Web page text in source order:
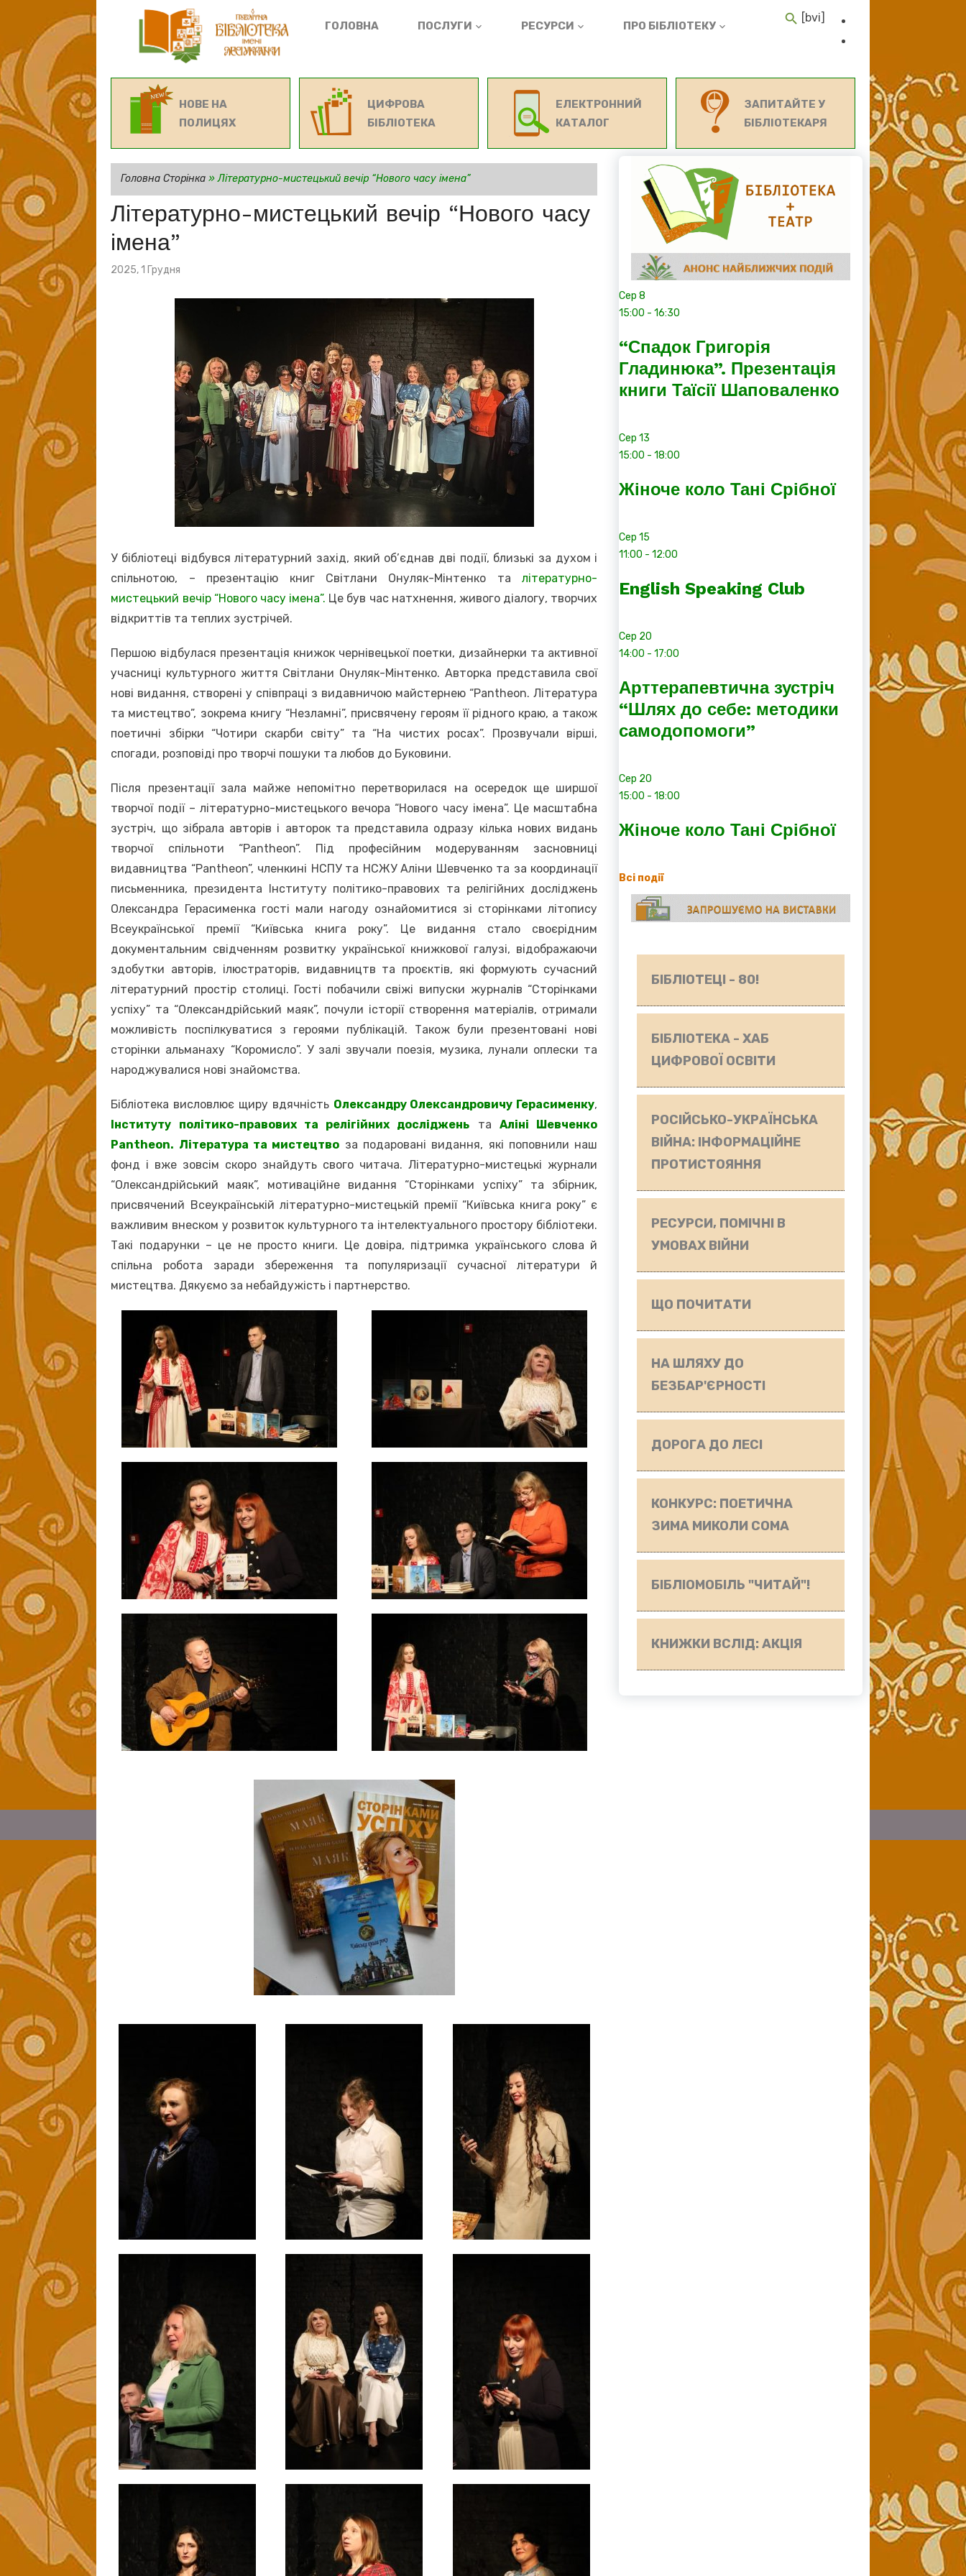
ГОЛОВНА ПОСЛУГИ РЕСУРСИ ПРО БІБЛІОТЕКУ
[bvi]
НОВЕ НА
ПОЛИЦЯХ
ЦИФРОВА
БІБЛІОТЕКА
ЕЛЕКТРОННИЙ
КАТАЛОГ
ЗАПИТАЙТЕ У
БІБЛІОТЕКАРЯ
Головна Сторінка»Літературно-мистецький вечір “Нового часу імена”
Літературно-мистецький вечір “Нового часу
імена”
Posted
2025, 1 Грудня
У бібліотеці відбувся літературний захід, який об’єднав дві події, близькі за духом і
спільнотою, – презентацію книг Світлани Онуляк-Мінтенко талітературно-
мистецький вечір “Нового часу імена”. Це був час натхнення, живого діалогу, творчих
відкриттів та теплих зустрічей.
Першою відбулася презентація книжок чернівецької поетки, дизайнерки та активної
учасниці культурного життя Світлани Онуляк-Мінтенко. Авторка представила свої
нові видання, створені у співпраці з видавничою майстернею “Pantheon. Література
та мистецтво”, зокрема книгу “Незламні”, присвячену героям її рідного краю, а також
поетичні збірки “Чотири скарби світу” та “На чистих росах”. Прозвучали вірші,
спогади, розповіді про творчі пошуки та любов до Буковини.
Після презентації зала майже непомітно перетворилася на осередок ще ширшої
творчої події – літературно-мистецького вечора “Нового часу імена”. Це масштабна
зустріч, що зібрала авторів і авторок та представила одразу кілька нових видань
творчої спільноти “Pantheon”. Під професійним модеруванням засновниці
видавництва “Pantheon”, членкині НСПУ та НСЖУ Аліни Шевченко та за координації
письменника, президента Інституту політико-правових та релігійних досліджень
Олександра Герасименка гості мали нагоду ознайомитися зі сторінками літопису
Всеукраїнської премії “Київська книга року”. Це видання стало своєрідним
документальним свідченням розвитку української книжкової галузі, відображаючи
здобутки авторів, ілюстраторів, видавництв та проєктів, які формують сучасний
літературний простір столиці. Гості побачили свіжі випуски журналів “Сторінками
успіху” та “Олександрійський маяк”, почули історії створення матеріалів, отримали
можливість поспілкуватися з героями публікацій. Також були презентовані нові
сторінки альманаху “Коромисло”. У залі звучали поезія, музика, лунали оплески та
народжувалися нові знайомства.
Бібліотека висловлює щиру вдячність Олександру Олександровичу Герасименку,
Інституту політико-правових та релігійних досліджень та Аліні Шевченко
Pantheon. Література та мистецтво за подаровані видання, які поповнили наш
фонд і вже зовсім скоро знайдуть свого читача. Літературно-мистецькі журнали
“Олександрійський маяк”, мотиваційне видання “Сторінками успіху” та збірник,
присвячений Всеукраїнській літературно-мистецькій премії “Київська книга року” є
важливим внеском у розвиток культурного та інтелектуального простору бібліотеки.
Такі подарунки – це не просто книги. Це довіра, підтримка українського слова й
спільна робота заради збереження та популяризації сучасної літератури й
мистецтва. Дякуємо за небайдужість і партнерство.
Сер8
15:00 -16:30
“Спадок Григорія
Гладинюка”. Презентація
книги Таїсії Шаповаленко
Сер13
15:00 -18:00
Жіноче коло Тані Срібної
Сер15
11:00 -12:00
English Speaking Club
Сер 20
14:00 -17:00
Арттерапевтична зустріч
“Шлях до себе: методики
самодопомоги”
Сер 20
15:00 -18:00
Жіноче коло Тані Срібної
Всі події
БІБЛІОТЕЦІ - 80!
БІБЛІОТЕКА - ХАБ
ЦИФРОВОЇ ОСВІТИ
РОСІЙСЬКО-УКРАЇНСЬКА
ВІЙНА: ІНФОРМАЦІЙНЕ
ПРОТИСТОЯННЯ
РЕСУРСИ, ПОМІЧНІ В
УМОВАХ ВІЙНИ
ЩО ПОЧИТАТИ
НА ШЛЯХУ ДО
БЕЗБАР'ЄРНОСТІ
ДОРОГА ДО ЛЕСІ
КОНКУРС: ПОЕТИЧНА
ЗИМА МИКОЛИ СОМА
БІБЛІОМОБІЛЬ "ЧИТАЙ"!
КНИЖКИ ВСЛІД: АКЦІЯ